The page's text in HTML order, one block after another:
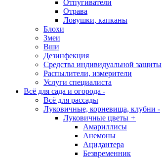
Отпугиватели
Отрава
Ловушки, капканы
Блохи
Змеи
Вши
Дезинфекция
Средства индивидуальной защиты
Распылители, измерители
Услуги специалиста
Всё для сада и огорода -
Всё для рассады
Луковичные, корневища, клубни -
Луковичные цветы +
Амариллисы
Анемоны
Ацидантера
Безвременник